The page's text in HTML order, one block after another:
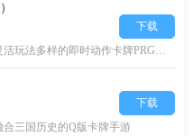
《魔兽三国》是一款策略灵活玩法多样的即时动作卡牌PRG游戏，
下载
合三国历史的Q版卡牌手游
下载